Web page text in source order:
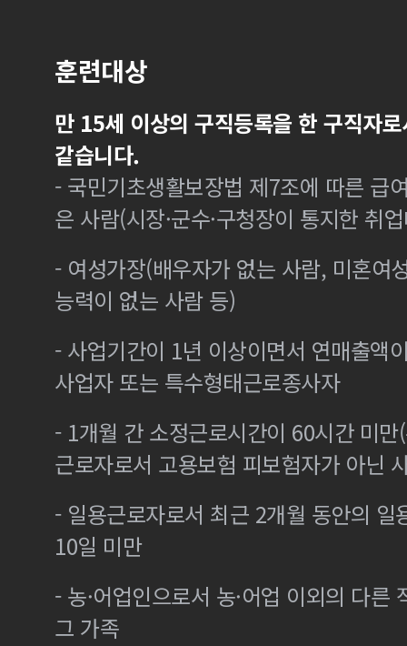
훈련대상
만 15세 이상의 구직등록을 한 구직자
같습니다.
- 국민기초생활보장법 제7조에 따른 급
은 사람(시장·군수·구청장이 통지한 취
- 여성가장(배우자가 없는 사람, 미혼여
능력이 없는 사람 등)
- 사업기간이 1년 이상이면서 연매출액
사업자 또는 특수형태근로종사자
- 1개월 간 소정근로시간이 60시간 미
근로자로서 고용보험 피보험자가 아닌
- 일용근로자로서 최근 2개월 동안의 일
10일 미만
- 농·어업인으로서 농·어업 이외의 다른
그 가족